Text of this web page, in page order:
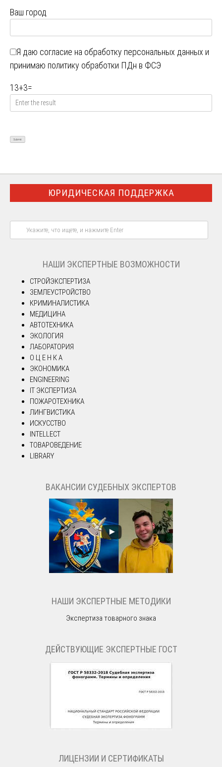
Ваш город
Я даю согласие на обработку персональных данных и
принимаю политику обработки ПДн в ФСЭ
13+3=
ЮРИДИЧЕСКАЯ ПОДДЕРЖКА
НАШИ ЭКСПЕРТНЫЕ ВОЗМОЖНОСТИ
СТРОЙЭКСПЕРТИЗА
ЗЕМЛЕУСТРОЙСТВО
КРИМИНАЛИСТИКА
МЕДИЦИНА
АВТОТЕХНИКА
ЭКОЛОГИЯ
ЛАБОРАТОРИЯ
О Ц Е Н К А
ЭКОНОМИКА
ENGINEERING
IT ЭКСПЕРТИЗА
ПОЖАРОТЕХНИКА
ЛИНГВИСТИКА
ИСКУССТВО
INTELLECT
ТОВАРОВЕДЕНИЕ
LIBRARY
ВАКАНСИИ СУДЕБНЫХ ЭКСПЕРТОВ
НАШИ ЭКСПЕРТНЫЕ МЕТОДИКИ
Экспертиза товарного знака
ДЕЙСТВУЮЩИЕ ЭКСПЕРТНЫЕ ГОСТ
ЛИЦЕНЗИИ И СЕРТИФИКАТЫ